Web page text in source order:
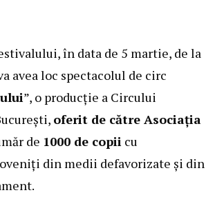
în data de 5 martie, de la
avea loc spectacolul de circ
”, o producție a Circului
oferit de către Asociația
de 1000 de copii cu
din medii defavorizate și din